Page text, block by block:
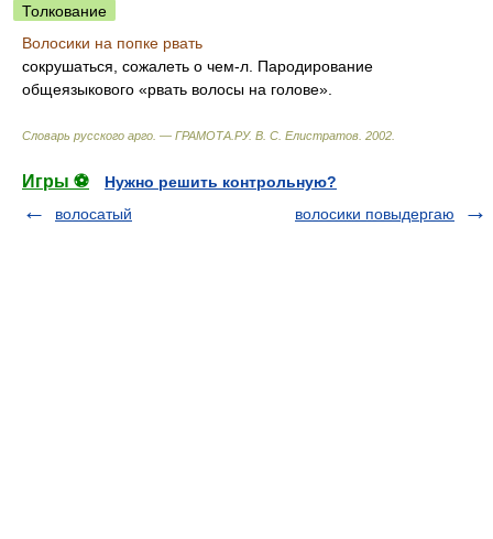
Толкование
Волосики на попке рвать
сокрушаться, сожалеть о чем-л. Пародирование
общеязыкового «рвать волосы на голове».
Словарь русского арго. — ГРАМОТА.РУ. В. С. Елистратов 2002
Игры ⚽
Нужно решить контрольную?
волосатый
волосики повыдергаю